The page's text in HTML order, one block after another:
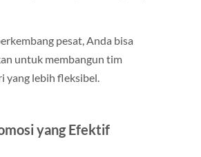
pesat, Anda bisa
untuk membangun tim
yang lebih fleksibel.
yang Efektif